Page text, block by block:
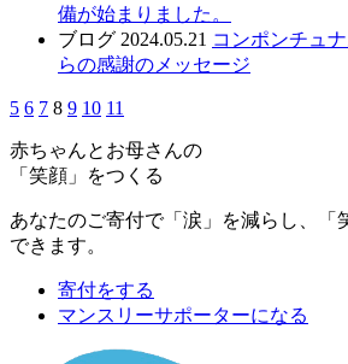
備が始まりました。
ブログ 2024.05.21 コンポンチュ
らの感謝のメッセージ
5 6 7 8 9 10 11
赤ちゃんとお母さんの
「笑顔」をつくる
あなたのご寄付で「涙」を減らし、「
できます。
寄付をする
マンスリーサポーターになる